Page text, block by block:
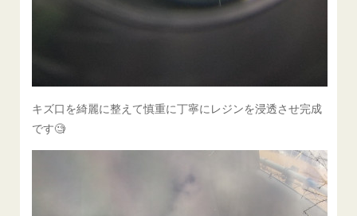
キズ口を綺麗に整えて慎重に丁寧にレジンを浸透させ完成
です🧐